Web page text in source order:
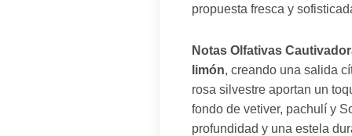
propuesta fresca y
Notas Olfativas
limón, creando una salida
rosa silvestre aportan un
fondo de vetiver, pachulí y
profundidad y una estela